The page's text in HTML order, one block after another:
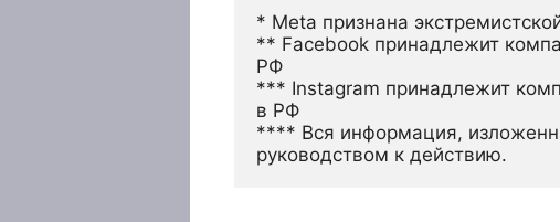
* Meta признана
** Facebook принадлежит
РФ
*** Instagram принадлежит
в РФ
**** Вся информация,
руководством к действию.